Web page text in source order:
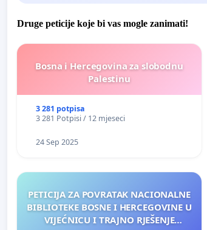
Druge peticije koje bi vas mogle zanimati!
Bosna i Hercegovina za slobodnu
Palestinu
3 281 potpisa
3 281 Potpisi / 12 mjeseci
24 Sep 2025
PETICIJA ZA POVRATAK NACIONALNE
BIBLIOTEKE BOSNE I HERCEGOVINE U
VIJEĆNICU I TRAJNO RJEŠENJE